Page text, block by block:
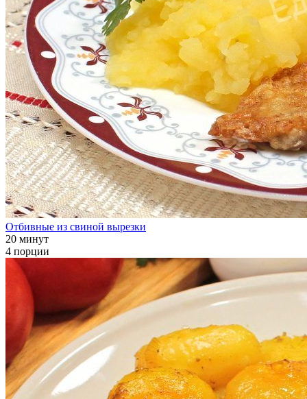
Отбивные из свиной вырезки
20 минут
4 порции